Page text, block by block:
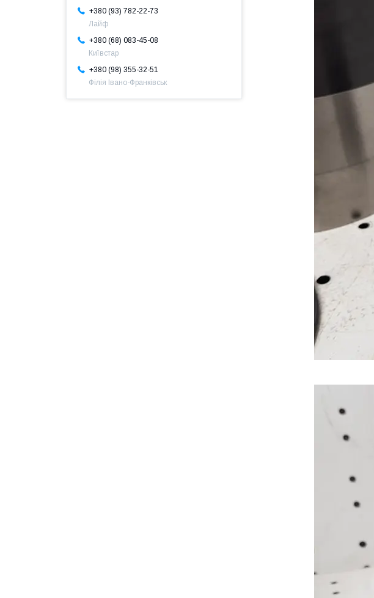
+380 (93) 782-22-73
Лайф
+380 (68) 083-45-08
Київстар
+380 (98) 355-32-51
Філія Івано-Франківськ